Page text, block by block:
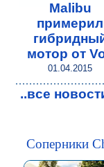
Malibu
примерил
мотор от
01.04.2015
..все
Соперники